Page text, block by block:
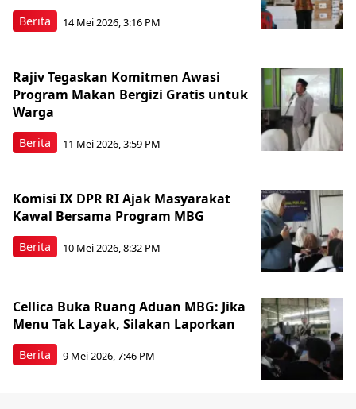
Berita 14 Mei 2026, 3:16 PM
Berita
Rajiv Tegaskan Komitmen Awasi
Program Makan Bergizi Gratis untuk
Warga
11 Mei 2026, 3:59 PM
Berita
Komisi IX DPR RI Ajak Masyarakat
Kawal Bersama Program MBG
10 Mei 2026, 8:32 PM
Berita
Cellica Buka Ruang Aduan MBG: Jika
Menu Tak Layak, Silakan Laporkan
9 Mei 2026, 7:46 PM